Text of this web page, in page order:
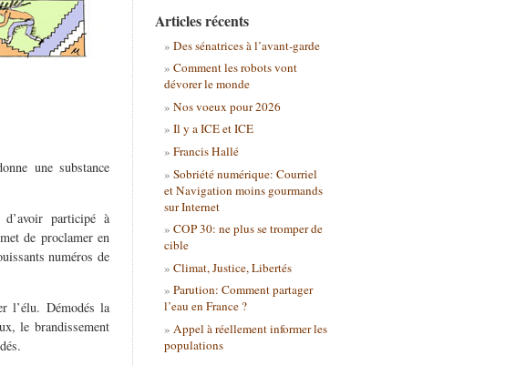
une substance
participé à
de proclamer en
numéros de
l’élu. Démodés la
le brandissement
Articles récents
Des sénatrices à l’avant-garde
Comment les robots vont
dévorer le monde
Nos voeux pour 2026
Il y a ICE et ICE
Francis Hallé
Sobriété numérique: Courriel
et Navigation moins gourmands
sur Internet
COP 30: ne plus se tromper de
cible
Climat, Justice, Libertés
Parution: Comment partager
l’eau en France ?
Appel à réellement informer les
populations